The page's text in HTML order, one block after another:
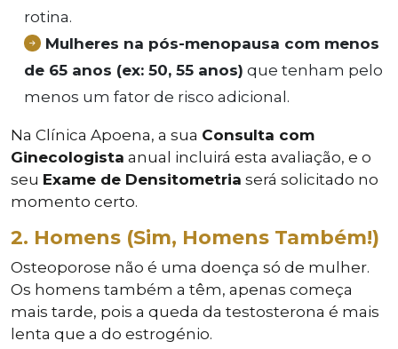
rotina.
Mulheres na pós-menopausa com menos
de 65 anos (ex: 50, 55 anos) que tenham pelo
menos um fator de risco adicional.
Na Clínica Apoena, a sua Consulta com
Ginecologista anual incluirá esta avaliação, e o
seu Exame de Densitometria será solicitado no
momento certo.
2. Homens (Sim, Homens Também!)
Osteoporose não é uma doença só de mulher.
Os homens também a têm, apenas começa
mais tarde, pois a queda da testosterona é mais
lenta que a do estrogénio.